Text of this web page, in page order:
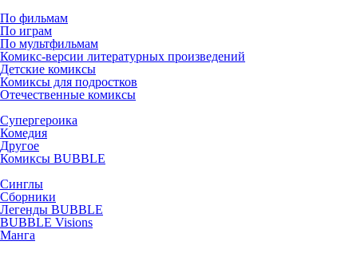
По фильмам
По играм
По мультфильмам
Комикс-версии литературных произведений
Детские комиксы
Комиксы для подростков
Отечественные комиксы
Супергероика
Комедия
Другое
Комиксы BUBBLE
Синглы
Сборники
Легенды BUBBLE
BUBBLE Visions
Манга